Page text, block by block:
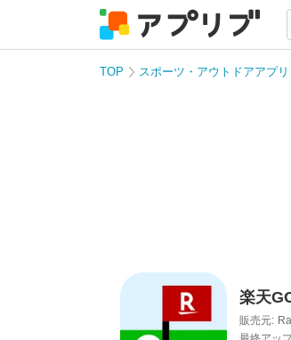
TOP スポーツ・アウトドアアプリ
楽天
販売元: